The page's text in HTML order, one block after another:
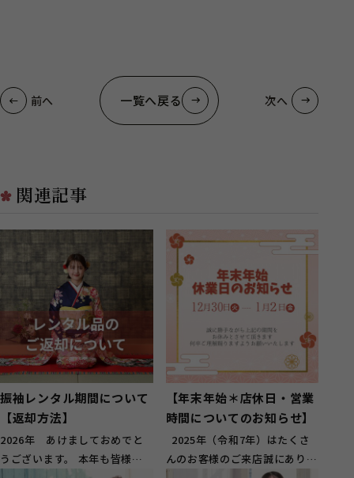
前へ 一覧へ戻る 次へ
関連記事
振袖レンタル期間について
【返却方法】
2026年 あけましておめでと
うございます。 本年も皆様の
【年末年始＊店休日・営業
時間についてのお知らせ】
2025年（令和7年）はたくさ
んのお客様のご来店誠にありが